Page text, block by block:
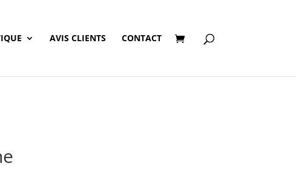
AVIS CLIENTS CONTACT